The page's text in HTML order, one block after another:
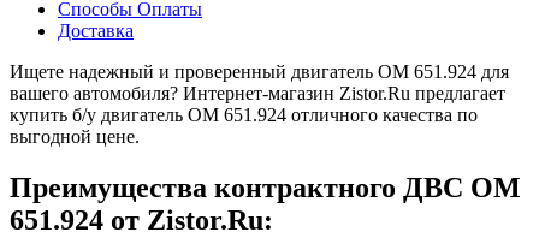
Способы Оплаты
Доставка
Ищете надежный и проверенный двигатель OM 651.924 для
вашего автомобиля? Интернет-магазин Zistor.Ru предлагает
купить б/у двигатель OM 651.924 отличного качества по
выгодной цене.
Преимущества контрактного ДВС OM
651.924 от Zistor.Ru: